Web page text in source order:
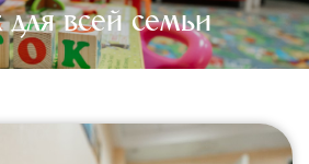
всей семьи